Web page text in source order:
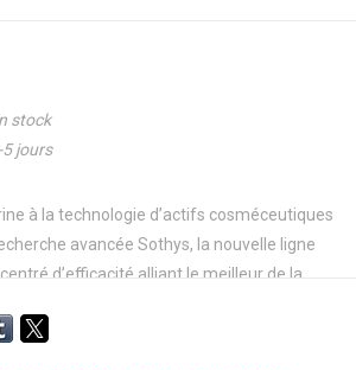
stock
5 jours
à la technologie d’actifs cosméceutiques
avancée Sothys, la nouvelle ligne
d’efficacité alliant le meilleur de la